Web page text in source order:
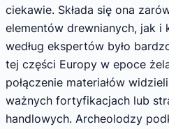
ciekawie. Składa się ona
elementów drewnianych, jak i
według ekspertów było
tej części Europy w epoce
połączenie materiałów
ważnych fortyfikacjach lub
handlowych. Archeolodzy